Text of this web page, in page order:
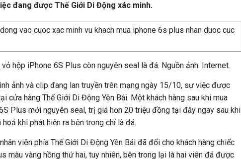
đang được Thế Giới Di Động xác minh.
vỏ hộp iPhone 6S Plus còn nguyên seal là đá. Nguồn ảnh: Internet.
ảnh và clip đang lan truyền trên mạng ngày 15/10, sự việc được
cửa hàng Thế Giới Di Động Yên Bái. Một khách hàng sau khi mua
Plus mới nguyên seal, trị giá hơn 20 triệu đồng tại đây ngay sau khi
khi phát hiện ra bên trong chỉ là đá.
viên phía Thế Giới Di Động Yên Bái đã đổi cho khách hàng chiếc
màu vàng hồng thứ hai, tuy nhiên, bên trong lại là hai viên đá được